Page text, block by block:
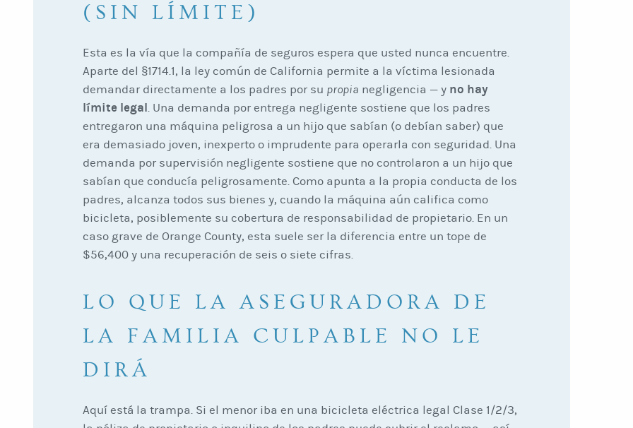
(SIN LÍMITE)
Esta es la vía que la compañía de seguros espera que usted nunca encuentre.
Aparte del §1714.1, la ley común de California permite a la víctima lesionada
demandar directamente a los padres por su propia negligencia — y no hay
límite legal. Una demanda por entrega negligente sostiene que los padres
entregaron una máquina peligrosa a un hijo que sabían (o debían saber) que
era demasiado joven, inexperto o imprudente para operarla con seguridad. Una
demanda por supervisión negligente sostiene que no controlaron a un hijo que
sabían que conducía peligrosamente. Como apunta a la propia conducta de los
padres, alcanza todos sus bienes y, cuando la máquina aún califica como
bicicleta, posiblemente su cobertura de responsabilidad de propietario. En un
caso grave de Orange County, esta suele ser la diferencia entre un tope de
$56,400 y una recuperación de seis o siete cifras.
LO QUE LA ASEGURADORA DE
LA FAMILIA CULPABLE NO LE
DIRÁ
Aquí está la trampa. Si el menor iba en una bicicleta eléctrica legal Clase 1/2/3,